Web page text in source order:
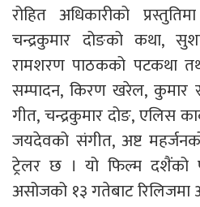
रोहित अधिकारीको
चन्द्रकुमार दोङको कथा,
रामशरण पाठकको पटकथा
सम्पादन, किरण खरेल, कुमार
गीत, चन्द्रकुमार दोङ, एलिस
जयदेवको संगीत, अष्ट
ट्रेलर छ । यो फिल्म दशैंको
असोजको १३ गतेबाट